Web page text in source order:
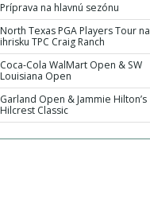
Príprava na hlavnú sezónu
North Texas PGA Players Tour na
ihrisku TPC Craig Ranch
Coca-Cola WalMart Open & SW
Louisiana Open
Garland Open & Jammie Hilton’s
Hilcrest Classic